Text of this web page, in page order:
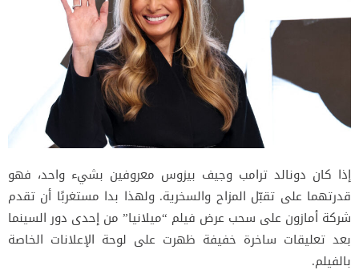
إذا كان دونالد ترامب وجيف بيزوس معروفين بشيء واحد، فهو
قدرتهما على تقبّل المزاح والسخرية. ولهذا بدا مستغربًا أن تقدم
شركة أمازون على سحب عرض فيلم “ميلانيا” من إحدى دور السينما
بعد تعليقات ساخرة خفيفة ظهرت على لوحة الإعلانات الخاصة
بالفيلم.